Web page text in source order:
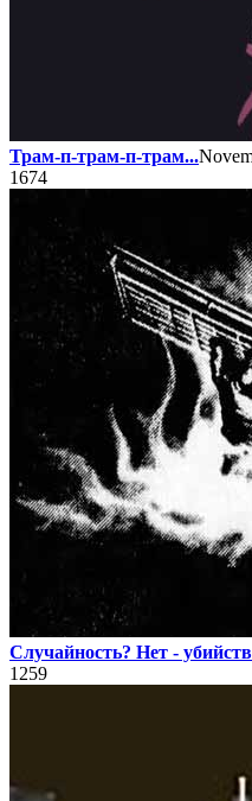
Трам-п-трам-п-трам...
1674
Случайность? Нет -
1259